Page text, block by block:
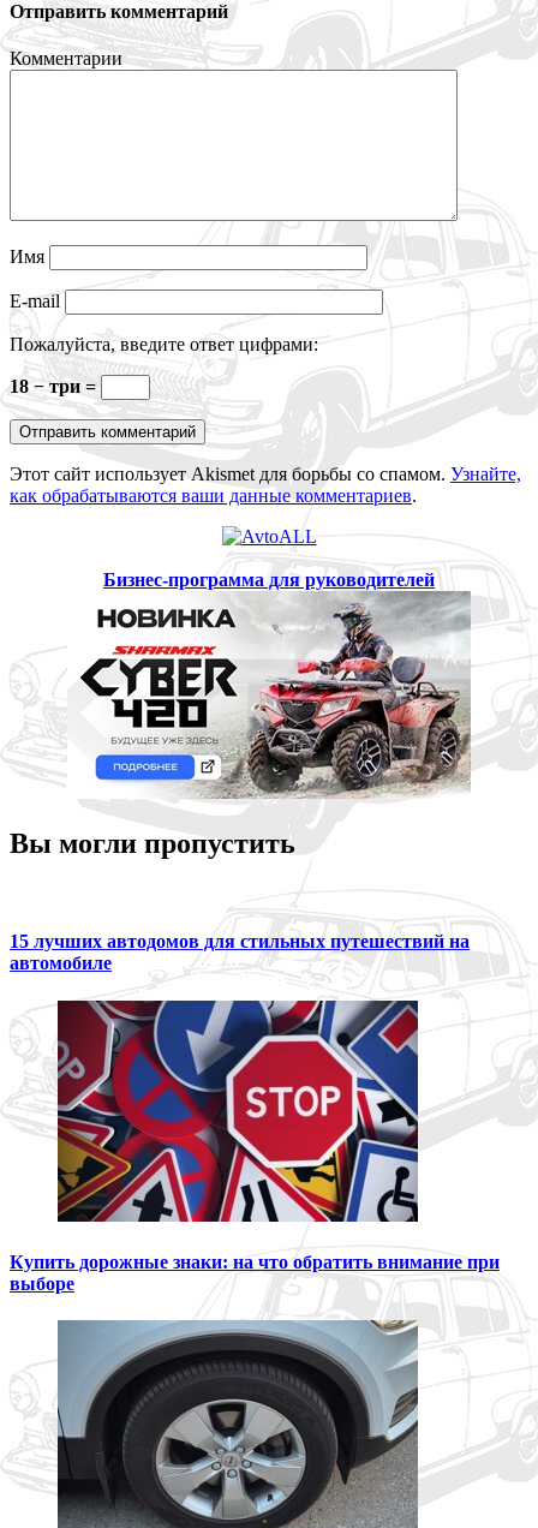
Отправить комментарий
Комментарии
Имя
E-mail
Пожалуйста, введите ответ цифрами:
18 − три =
Этот сайт использует Akismet для борьбы со спамом. Узнайте,
как обрабатываются ваши данные комментариев.
Бизнес-программа для руководителей
Вы могли пропустить
15 лучших автодомов для стильных путешествий на
автомобиле
Купить дорожные знаки: на что обратить внимание при
выборе